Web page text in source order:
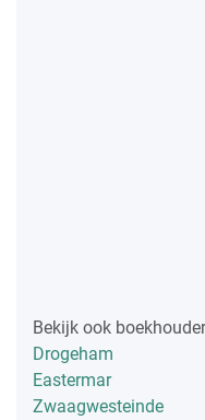
Bekijk ook
Drogeham
Eastermar
Zwaagwesteinde